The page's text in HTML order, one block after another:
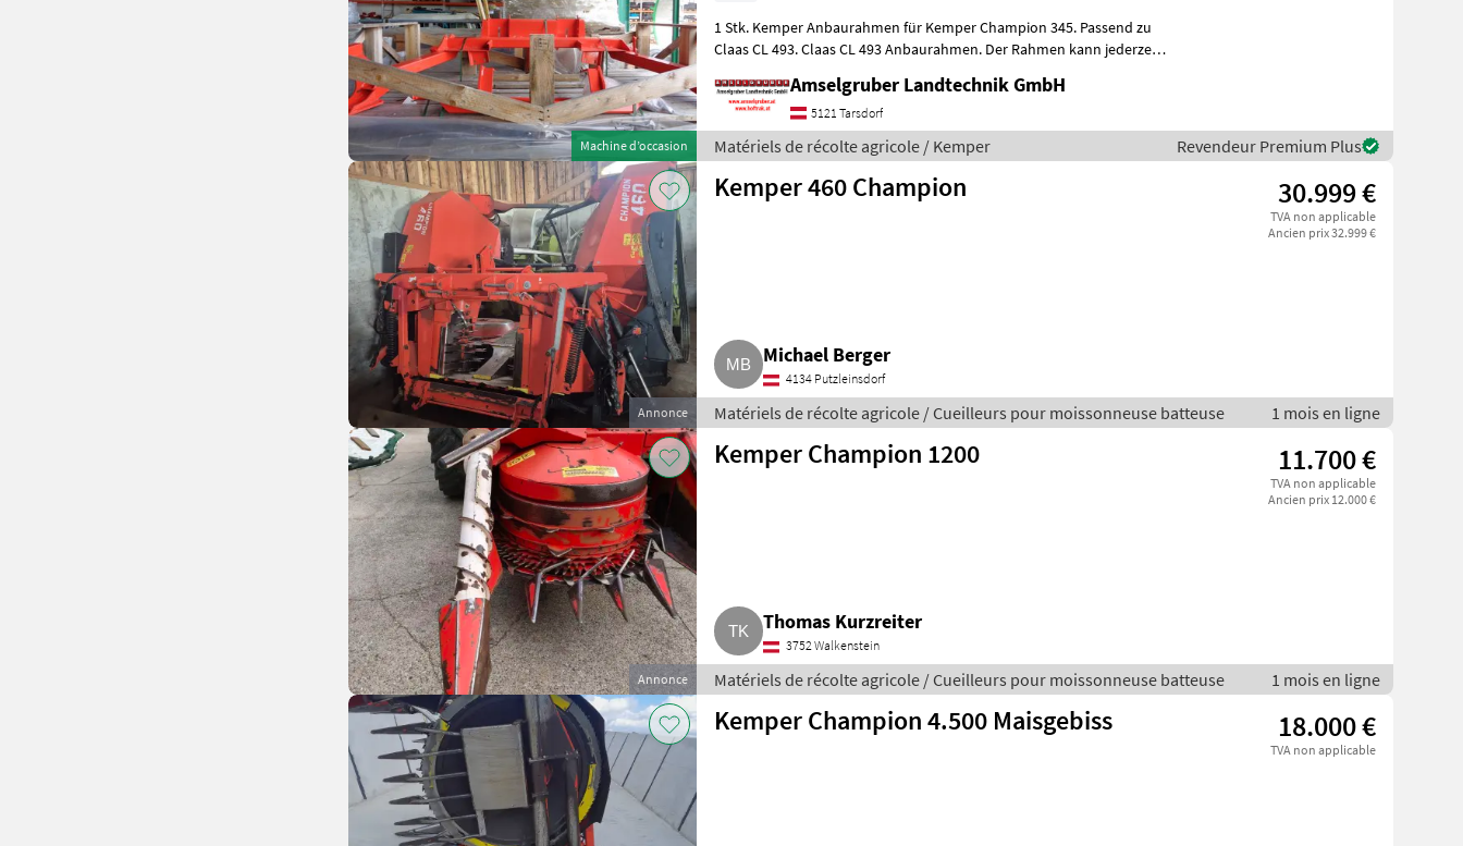
Machine d’occasion
1 Stk. Kemper Anbaurahmen für Kemper Champion 345. Passend zu
Claas CL 493. Claas CL 493 Anbaurahmen. Der Rahmen kann jederzeit
Amselgruber Landtechnik GmbH
5121 Tarsdorf
Matériels de récolte agricole / Kemper Revendeur Premium Plus
Annonce
Kemper 460 Champion 30.999 €
TVA non applicable
Ancien prix 32.999 €
Michael Berger
4134 Putzleinsdorf
Matériels de récolte agricole / Cueilleurs pour moissonneuse batteuse 1 mois en ligne
Annonce
Kemper Champion 1200 11.700 €
TVA non applicable
Ancien prix 12.000 €
Thomas Kurzreiter
3752 Walkenstein
Matériels de récolte agricole / Cueilleurs pour moissonneuse batteuse 1 mois en ligne
Kemper Champion 4.500 Maisgebiss 18.000 €
TVA non applicable